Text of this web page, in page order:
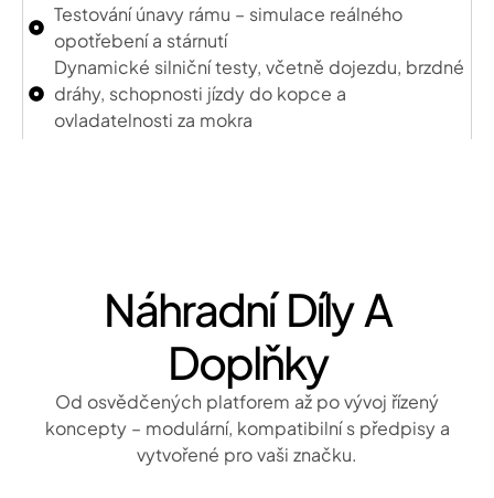
Testování únavy rámu – simulace reálného
opotřebení a stárnutí
Dynamické silniční testy, včetně dojezdu, brzdné
dráhy, schopnosti jízdy do kopce a
ovladatelnosti za mokra
Náhradní Díly A
Doplňky
Od osvědčených platforem až po vývoj řízený
koncepty – modulární, kompatibilní s předpisy a
vytvořené pro vaši značku.